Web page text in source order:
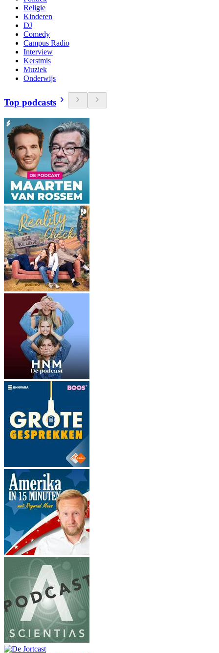
Religie
Kinderen
DJ
Comedy
Campus Radio
Interview
Kerstmis
Muziek
Onderwijs
Top podcasts